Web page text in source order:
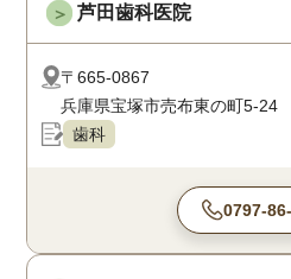
＞ 芦田歯科医院
〒665-0867
兵庫県宝塚市売布東の町5-24
歯科
0797-